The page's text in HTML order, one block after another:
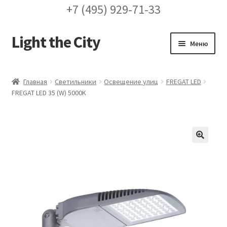
+7 (495) 929-71-33
Перейти
к
Перейти
к
Light the City Меню
FAQ про кронштейны
Заказ проекта освещения
Главная Светильники Освещение улиц
FREGAT LED
FREGAT LED 35 (W) 5000K